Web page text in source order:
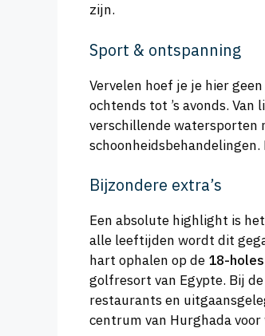
zijn.
Sport & ontspanning
Vervelen hoef je je hier
ochtends tot ’s avonds.
verschillende watersporten
Bijzondere extra’s
Een absolute highlight is het
alle leeftijden wordt dit
hart ophalen op de 18-
golfresort van Egypte. Bij
restaurants en
centrum van Hurghada